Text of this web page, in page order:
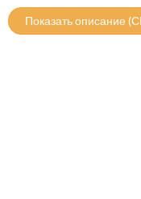
Удалено
Показать описание